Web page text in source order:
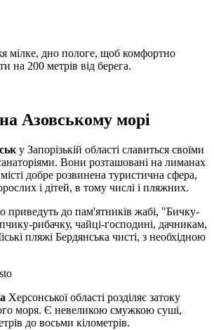
мілке, дно пологе, щоб комфортно
на 200 метрів від берега.
Азовському морі
у Запорізькій області славиться своїми
Вони розташовані на лиманах
добре розвинена туристична сфера,
і дітей, в тому числі і пляжних.
приведуть до пам'ятників жабі, "Бичку-
рибачку, чайці-господині, дачникам,
пляжі Бердянська чисті, з необхідною
Херсонської області розділяє затоку
моря. Є невеликою смужкою суші,
до восьми кілометрів.